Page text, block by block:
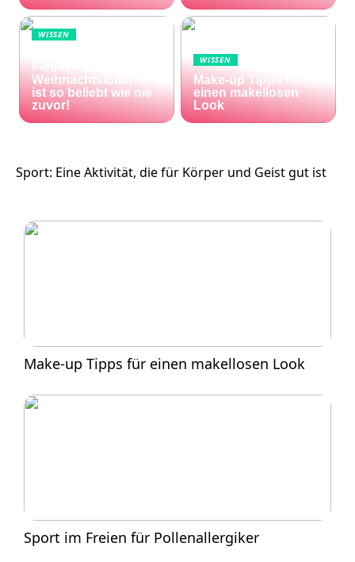
WISSEN
Fieber – die El Gordo
Weihnachtslotterie
ist so beliebt wie nie
zuvor!
WISSEN
Make-up Tipps für
einen makellosen
Look
Sport: Eine Aktivität, die für Körper und Geist gut ist
Make-up Tipps für einen makellosen Look
Sport im Freien für Pollenallergiker